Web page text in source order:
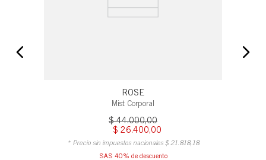
ROSE
Mist Corporal
$ 44.000,00
$ 26.400,00
* Precio sin impuestos nacionales $ 21 818, 18
SAS 40% de descuento